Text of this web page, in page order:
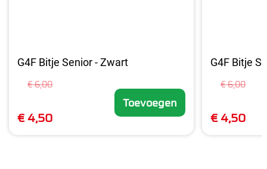
G4F Bitje Senior - Zwart
€ 6,00
€ 4,50
Toevoegen
G4F Bitje
€ 6,00
€ 4,50